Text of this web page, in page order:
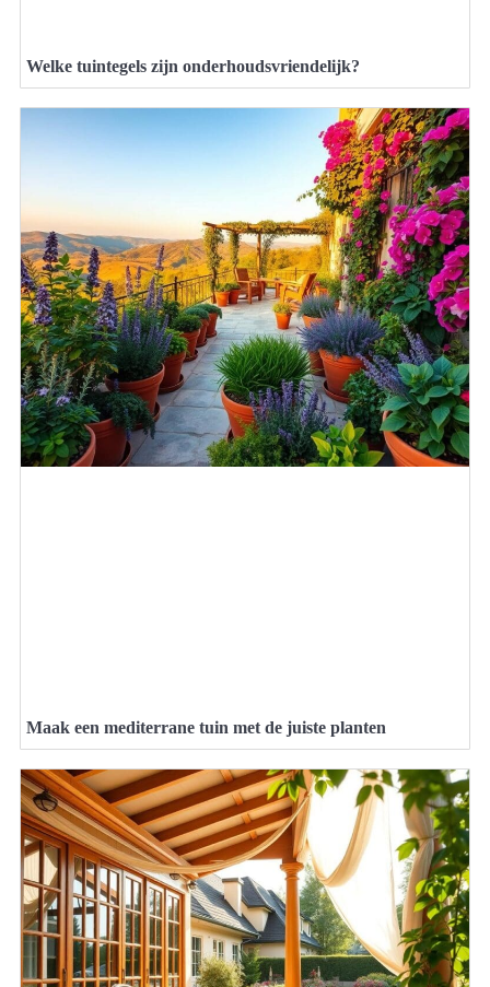
Welke tuintegels zijn onderhoudsvriendelijk?
Maak een mediterrane tuin met de juiste planten